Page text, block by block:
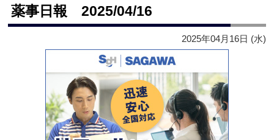
薬事日報 2025/04/16
2025年04月16日 (水)